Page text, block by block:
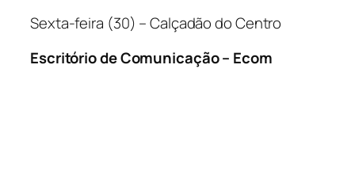
Sexta-feira (30) – Calçadão do Centro
Escritório de Comunicação – Ecom